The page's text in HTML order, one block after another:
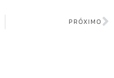
PRÓXIMO